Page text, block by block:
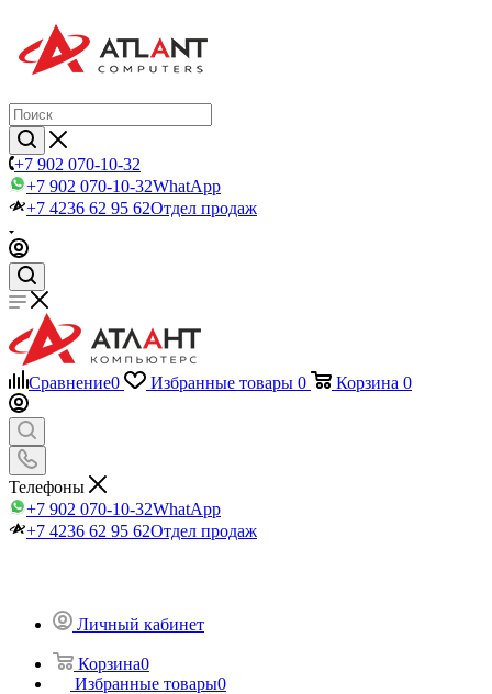
+7 902 070-10-32
+7 902 070-10-32WhatApp
+7 4236 62 95 62Отдел продаж
Сравнение0 Избранные товары 0 Корзина 0
Телефоны
+7 902 070-10-32WhatApp
+7 4236 62 95 62Отдел продаж
Личный кабинет
Корзина0
Избранные товары0